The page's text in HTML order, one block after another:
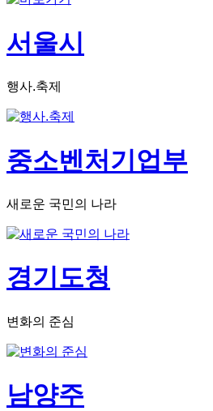
서울시
행사.축제
중소벤처기업부
새로운 국민의 나라
경기도청
변화의 준심
남양주